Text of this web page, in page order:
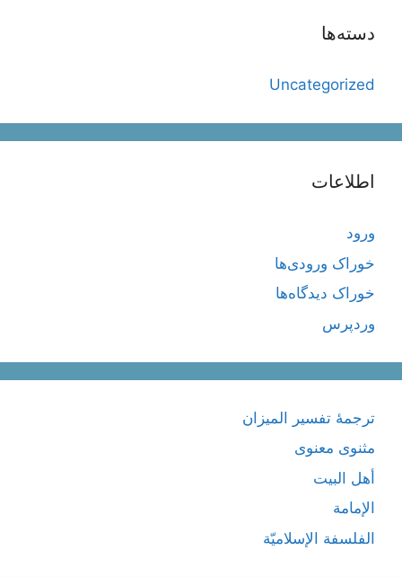
دسته‌ها
Uncategorized
اطلاعات
ورود
خوراک ورودی‌ها
خوراک دیدگاه‌ها
وردپرس
ترجمۀ تفسیر المیزان
مثنوی معنوی
أهل البيت
الإمامة
الفلسفة الإسلاميّة